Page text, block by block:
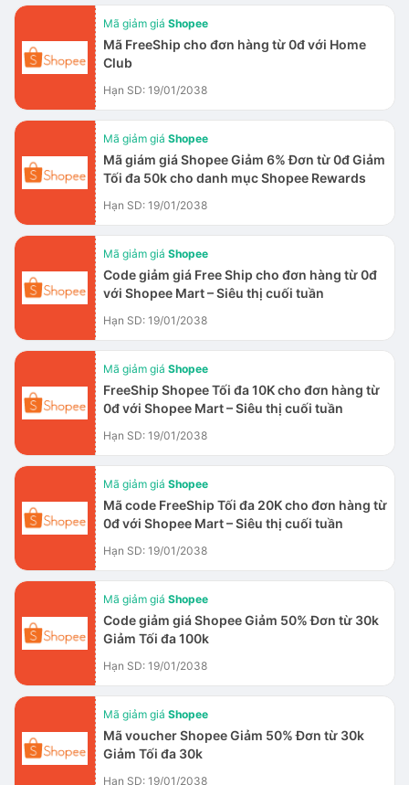
Mã giảm giá Shopee
Mã FreeShip cho đơn hàng từ 0đ với Home
Club
Hạn SD: 19/01/2038
Mã giảm giá Shopee
Mã giám giá Shopee Giảm 6% Đơn từ 0đ Giảm
Tối đa 50k cho danh mục Shopee Rewards
Hạn SD: 19/01/2038
Mã giảm giá Shopee
Code giảm giá Free Ship cho đơn hàng từ 0đ
với Shopee Mart – Siêu thị cuối tuần
Hạn SD: 19/01/2038
Mã giảm giá Shopee
FreeShip Shopee Tối đa 10K cho đơn hàng từ
0đ với Shopee Mart – Siêu thị cuối tuần
Hạn SD: 19/01/2038
Mã giảm giá Shopee
Mã code FreeShip Tối đa 20K cho đơn hàng từ
0đ với Shopee Mart – Siêu thị cuối tuần
Hạn SD: 19/01/2038
Mã giảm giá Shopee
Code giảm giá Shopee Giảm 50% Đơn từ 30k
Giảm Tối đa 100k
Hạn SD: 19/01/2038
Mã giảm giá Shopee
Mã voucher Shopee Giảm 50% Đơn từ 30k
Giảm Tối đa 30k
Hạn SD: 19/01/2038